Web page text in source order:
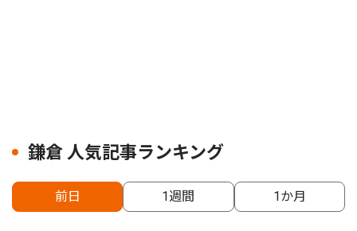
鎌倉 人気記事ランキング
前日 1週間 1か月